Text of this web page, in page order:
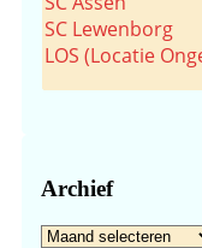
SC Lewenborg
LOS (Locatie
Archief
Archief